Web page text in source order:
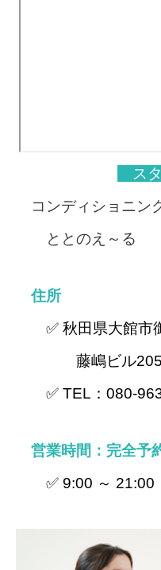
ス
コンディショニン
ととのえ～る
住所
✅ 秋田県大館市
藤嶋ビル205
✅ TEL：080-
営業時間：完全予
✅ 9:00 ～ 21:00